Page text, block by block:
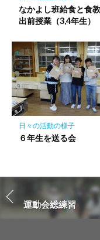
なかよし班給食と食
出前授業（3,4年生）
日々の活動の様子
６年生を送る会
運動会総練習